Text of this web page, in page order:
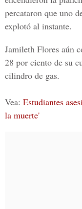
percataron que uno
explotó al instante.
Jamileth Flores aún
28 por ciento de su
cilindro de gas.
Vea: Estudiantes
la muerte'